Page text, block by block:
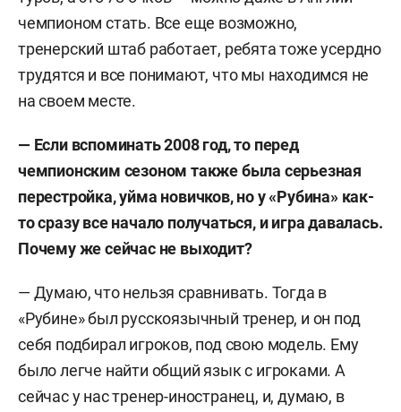
чемпионом стать. Все еще возможно,
тренерский штаб работает, ребята тоже усердно
трудятся и все понимают, что мы находимся не
на своем месте.
— Если вспоминать 2008 год, то перед
чемпионским сезоном также была серьезная
перестройка, уйма новичков, но у «Рубина» как-
то сразу все начало получаться, и игра давалась.
Почему же сейчас не выходит?
— Думаю, что нельзя сравнивать. Тогда в
«Рубине» был русскоязычный тренер, и он под
себя подбирал игроков, под свою модель. Ему
было легче найти общий язык с игроками. А
сейчас у нас тренер-иностранец, и, думаю, в